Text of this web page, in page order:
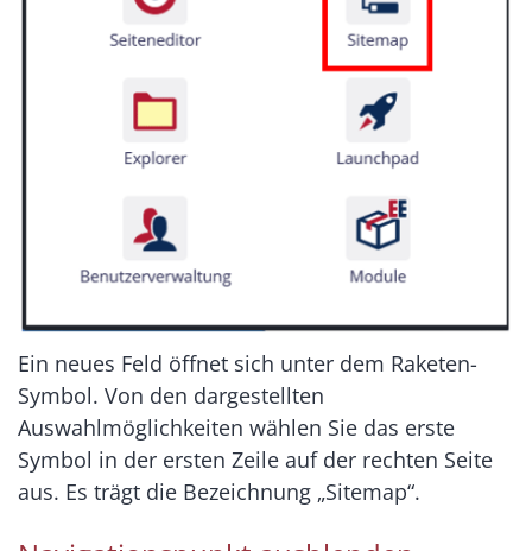
Ein neues Feld öffnet sich unter dem Raketen-
Symbol. Von den dargestellten
Auswahlmöglichkeiten wählen Sie das erste
Symbol in der ersten Zeile auf der rechten Seite
aus. Es trägt die Bezeichnung „Sitemap“.